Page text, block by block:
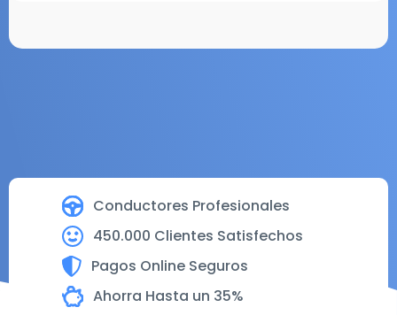
Conductores Profesionales
450.000 Clientes Satisfechos
Pagos Online Seguros
Ahorra Hasta un 35%